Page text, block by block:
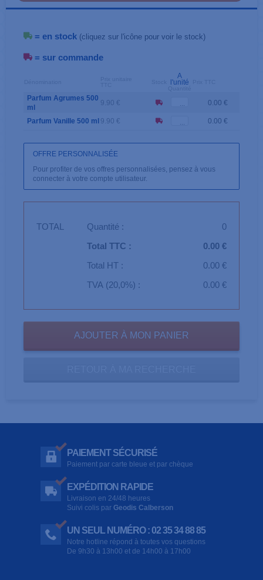
= en stock (cliquez sur l'icône pour voir le stock)
= sur commande
A
l'unité
Parfum Agrumes 500
ml
9.90 € 0.00 €
Parfum Vanille 500 ml 9.90 € 0.00 €
OFFRE PERSONNALISÉE
Pour profiter de vos offres personnalisées, pensez à vous
connecter à votre compte utilisateur.
TOTAL Quantité :
0
Total TTC :
0.00 €
Total HT :
0.00 €
TVA (20,0%) :
0.00 €
PAIEMENT SÉCURISÉ
Paiement par carte bleue et par chèque
EXPÉDITION RAPIDE
Livraison en 24/48 heures
Suivi colis par Geodis Calberson
UN SEUL NUMÉRO : 02 35 34 88 85
Notre hotline répond à toutes vos questions
De 9h30 à 13h00 et de 14h00 à 17h00